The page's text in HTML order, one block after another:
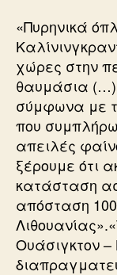
«Πυρηνικά
χώρες στην
θαυμάσια (…)
σύμφωνα με
που
απειλές
ξέρουμε ότι
κατάσταση
απόσταση
Ουάσιγκτον –